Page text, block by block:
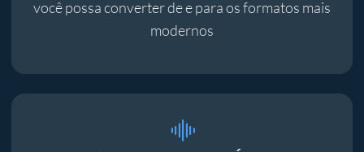
você possa converter de e para os formatos mais
modernos